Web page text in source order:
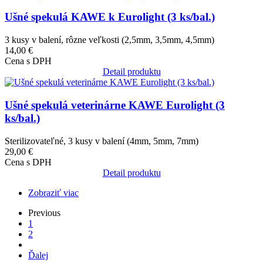
Ušné spekulá KAWE k Eurolight (3 ks/bal.)
3 kusy v balení, rôzne veľkosti (2,5mm, 3,5mm, 4,5mm)
14,00 €
Cena s DPH
Detail produktu
Obrázok
Ušné spekulá veterinárne KAWE Eurolight (3
ks/bal.)
Sterilizovateľné, 3 kusy v balení (4mm, 5mm, 7mm)
29,00 €
Cena s DPH
Detail produktu
Zobraziť viac
Pagination
Previous
page
Previous
Aktuálna
stránka
1
Page
2
Ďalšia
Ďalej